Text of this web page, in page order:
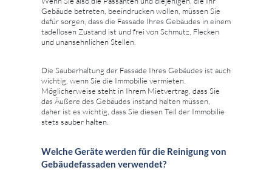
Gebäude betreten, beeindrucken wollen, müssen Sie
dafür sorgen, dass die Fassade Ihres Gebäudes in einem
tadellosen Zustand ist und frei von Schmutz, Flecken
und unansehnlichen Stellen.
Die Sauberhaltung der Fassade Ihres Gebäudes ist auch
wichtig, wenn Sie die Immobilie vermieten.
Möglicherweise steht in Ihrem Mietvertrag, dass Sie
das Äußere des Gebäudes instand halten müssen,
daher ist es wichtig, dass Sie diesen Teil der Immobilie
stets sauber halten.
Welche Geräte werden für die Reinigung von
Gebäudefassaden verwendet?